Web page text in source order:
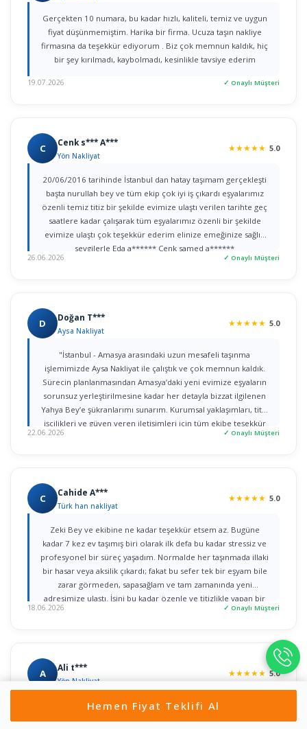
Gerçekten 10 numara, bu kadar hızlı, kaliteli, temiz ve uygun
fiyat düşünmemiştim. Harika bir firma. Ucuza taşın nakliye
firmasına da teşekkür ediyorum . Biz çok memnun kaldık, hiç
bir şey kırılmadı, kaybolmadı, kesinlikle tavsiye ederim
19.07.2026 ✓ Onaylı Müşteri
C Cenk s*** A***
Yön Nakliyat
★★★★★ 5.0
20/06/2016 tarihinde İstanbul dan hatay taşımam gerçekleşti
başta nurullah bey ve tüm ekip çok iyi iş çıkardı eşyalarımız
özenli temiz titiz bir şekilde evimize ulaştı verilen tarihte geç
saatlere kadar çalışarak tüm eşyalarımız özenli bir şekilde
evimize ulaştı çok teşekkür ederim elinize emeğinize sağlık
sevgilerle Eda a****** Cenk samed a******
26.06.2026 ✓ Onaylı Müşteri
D Doğan T***
Aysa Nakliyat
★★★★★ 5.0
"İstanbul - Amasya arasındaki uzun mesafeli taşınma
işlemimizde Aysa Nakliyat ile çalıştık ve çok memnun kaldık.
Sürecin planlanmasından Amasya’daki yeni evimize eşyaların
sorunsuz yerleştirilmesine kadar her detayla bizzat ilgilenen
Yahya Bey’e şükranlarımı sunarım. Kurumsal yaklaşımları, titiz
işçilikleri ve güven veren iletişimleri için tüm ekibe teşekkür
22.06.2026 ✓ Onaylı Müşteri
C Cahide A***
Türk han nakliyat
★★★★★ 5.0
Zeki Bey ve ekibine ne kadar teşekkür etsem az. Bugüne
kadar 7 kez ev taşımış biri olarak ilk defa bu kadar stressiz ve
profesyonel bir süreç yaşadım. Normalde her taşınmada illaki
bir hasar veya aksilik çıkardı; fakat bu sefer tek bir eşyam bile
zarar görmeden, sapasağlam ve tam zamanında yeni
adresimize ulaştı. İşini bu kadar özenle ve titizlikle yapan bir
firmaya rastlamak gerçekten büyük şans. Herkese gönül
18.06.2026 ✓ Onaylı Müşteri
A Ali t***
Yön Nakliyat
★★★★★ 5.0
Nurullah bey ile ilk iletişime geçtiğim dakikadan itibaren, ilgi
Hemen Fiyat Teklifi Al